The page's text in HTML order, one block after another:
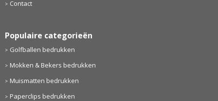
Contact
Populaire categorieën
Golfballen bedrukken
Mokken & Bekers bedrukken
Muismatten bedrukken
Paperclips bedrukken